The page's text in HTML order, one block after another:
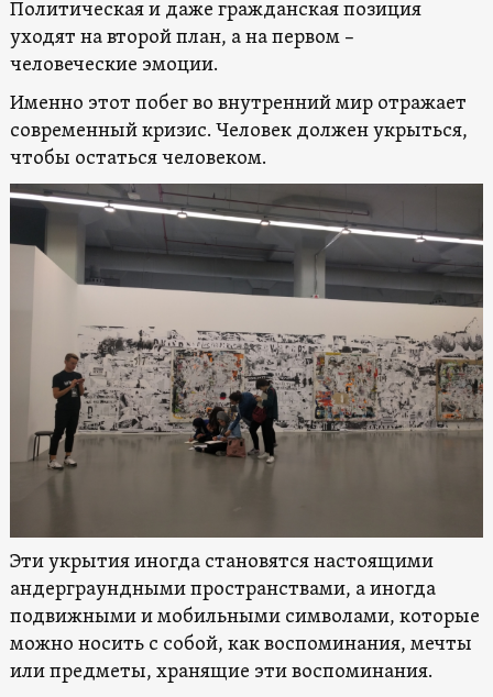
Политическая и даже гражданская позиция
уходят на второй план, а на первом –
человеческие эмоции.
Именно этот побег во внутренний мир отражает
современный кризис. Человек должен укрыться,
чтобы остаться человеком.
Эти укрытия иногда становятся настоящими
андерграундными пространствами, а иногда
подвижными и мобильными символами, которые
можно носить с собой, как воспоминания, мечты
или предметы, хранящие эти воспоминания.